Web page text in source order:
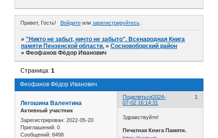
Привет, Гость! Войдитеили зарегистрируйтесь.
»"Никто не забыт, ничто не забыто". Всенародная Книга
памяти Пензенской области. »Сосновоборский район
»Феофанов Фёдор Иванович
Феофанов Фёдор Иванович
Страница:1
Поделиться 1
2024-
07-02 16:14:31
Легошина Валентина
Активный участник
Зарегистрирован: 2022-05-20
Приглашений: 0
Сообщений: 8498
Здравствуйте!
Печатная Книга Памяти.